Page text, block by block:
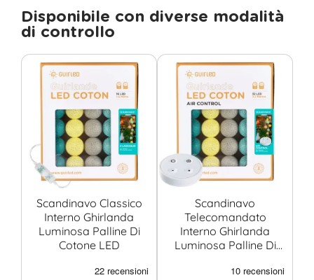
Disponibile con diverse modalità
di controllo
Scandinavo Classico
Interno Ghirlanda
Luminosa Palline Di
Cotone LED
Scandinavo
Telecomandato
Interno Ghirlanda
Luminosa Palline Di